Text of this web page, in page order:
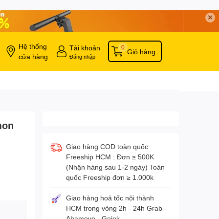
✕
Hệ thống
cửa hàng
Tài khoản
Đăng nhập
Giỏ hàng
0
Giao hàng COD toàn quốc
Freeship HCM : Đơn ≥ 500K
(Nhận hàng sau 1-2 ngày) Toàn
quốc Freeship đơn ≥ 1.000k
Giao hàng hoả tốc nội thành
HCM trong vòng 2h - 24h Grab -